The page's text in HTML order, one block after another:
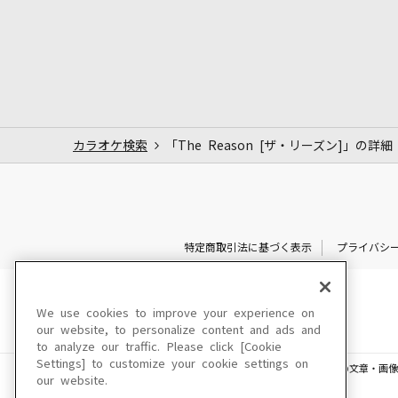
カラオケ検索 「The Reason [ザ・リーズン]」の詳細
特定商取引法に基づく表示 プライバシ
このサイトに掲載されている一切の文章・画
We use cookies to improve your experience on
our website, to personalize content and ads and
to analyze our traffic. Please click [Cookie
Settings] to customize your cookie settings on
our website.